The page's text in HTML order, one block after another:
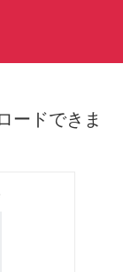
ードできま